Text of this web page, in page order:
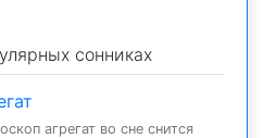
сонниках
агрегат во сне снится